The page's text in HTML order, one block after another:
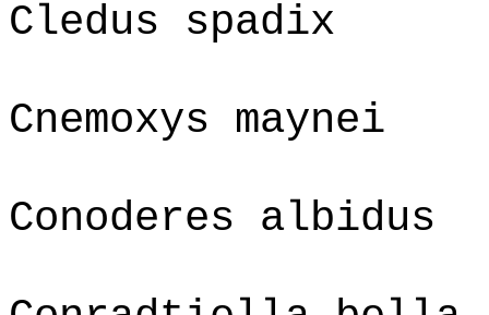
Cledus spadix
Cnemoxys maynei
Conoderes albidus